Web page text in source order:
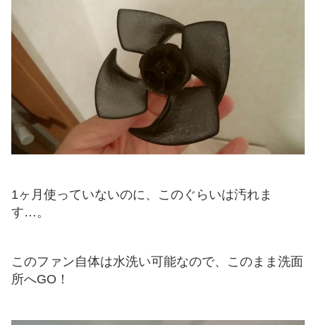
1ヶ月使っていないのに、このぐらいは汚れま
す…。
このファン自体は水洗い可能なので、このまま洗面
所へGO！